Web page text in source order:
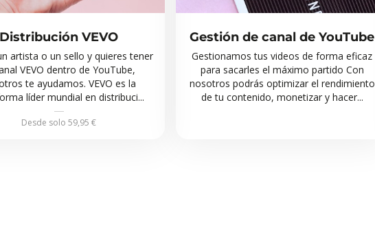
Distribución VEVO
artista o un sello y quieres tener
VEVO dentro de YouTube,
te ayudamos. VEVO es la
líder mundial en distribuci...
Desde solo 59,95 €
Gestión de canal de YouTube
Gestionamos tus videos de forma eficaz
para sacarles el máximo partido Con
nosotros podrás optimizar el rendimiento
de tu contenido, monetizar y hacer...